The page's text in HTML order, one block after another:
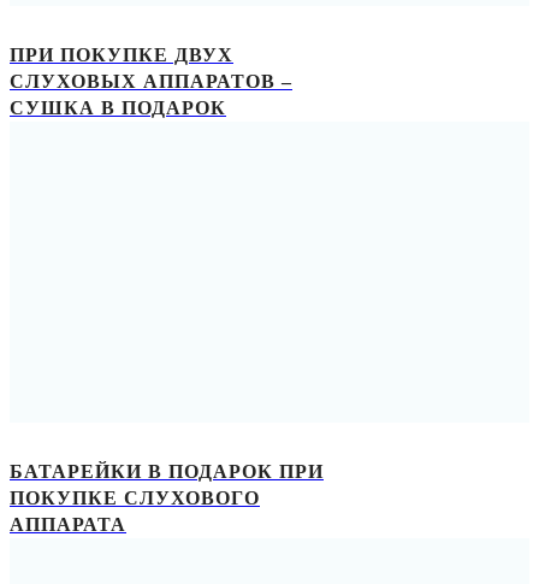
ПРИ ПОКУПКЕ ДВУХ
СЛУХОВЫХ АППАРАТОВ –
СУШКА В ПОДАРОК
БАТАРЕЙКИ В ПОДАРОК ПРИ
ПОКУПКЕ СЛУХОВОГО
АППАРАТА